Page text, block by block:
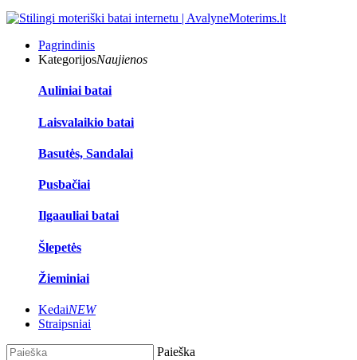
Pagrindinis
KategorijosNaujienos
Auliniai batai
Laisvalaikio batai
Basutės, Sandalai
Pusbačiai
Ilgaauliai batai
Šlepetės
Žieminiai
KedaiNEW
Straipsniai
Paieška